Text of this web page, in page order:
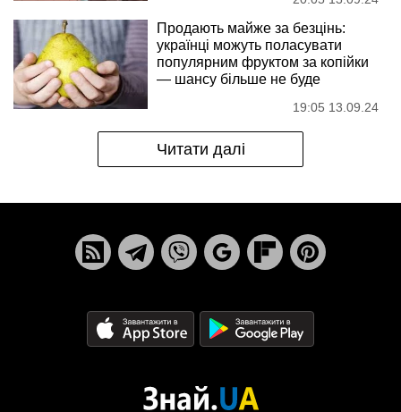
Продають майже за безцінь:
українці можуть поласувати
популярним фруктом за копійки
— шансу більше не буде
19:05 13.09.24
Читати далі